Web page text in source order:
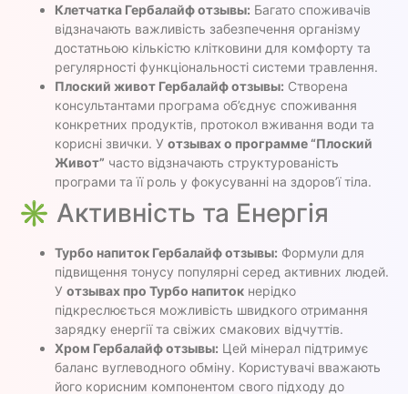
Клетчатка Гербалайф отзывы: Багато споживачів
відзначають важливість забезпечення організму
достатньою кількістю клітковини для комфорту та
регулярності функціональності системи травлення.
Плоский живот Гербалайф отзывы: Створена
консультантами програма об’єднує споживання
конкретних продуктів, протокол вживання води та
корисні звички. У отзывах о программе “Плоский
Живот” часто відзначають структурованість
програми та її роль у фокусуванні на здоров’ї тіла.
✳️ Активність та Енергія
Турбо напиток Гербалайф отзывы: Формули для
підвищення тонусу популярні серед активних людей.
У отзывах про Турбо напиток нерідко
підкреслюється можливість швидкого отримання
зарядку енергії та свіжих смакових відчуттів.
Хром Гербалайф отзывы: Цей мінерал підтримує
баланс вуглеводного обміну. Користувачі вважають
його корисним компонентом свого підходу до